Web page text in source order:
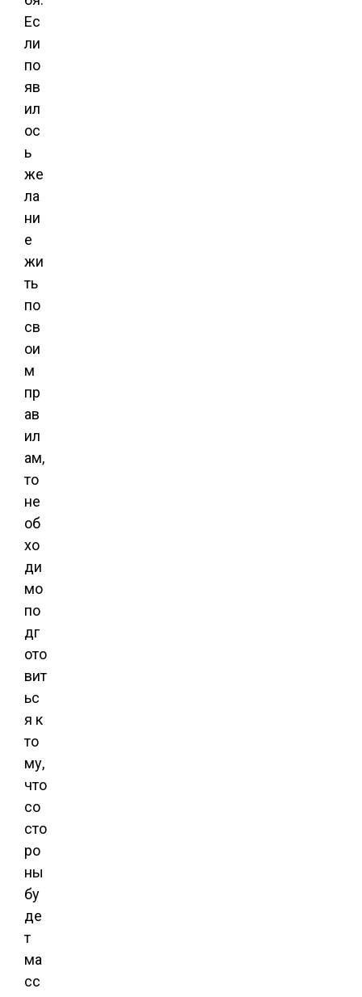
Ес
ли
по
яв
ил
ос
ь
же
ла
ни
е
жи
ть
по
св
ои
м
пр
ав
ил
ам,
то
не
об
хо
ди
мо
по
дг
ото
вит
ьс
я к
то
му,
что
со
сто
ро
ны
бу
де
т
ма
сс